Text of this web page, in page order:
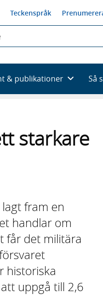
Teckenspråk
& publikationer Så
starkare
fram en
handlar om
får det militära
historiska
uppgå till 2,6